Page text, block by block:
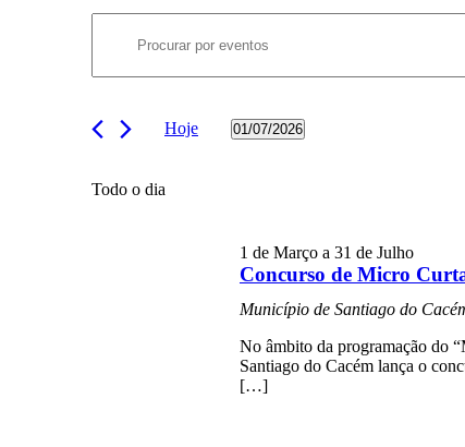
01/07/2026
pesquisa
e
visualização
Eventos
palavra-
por
palavra-
Hoje 01/07/2026
Todo o dia
Concurso de Micro
1 de Marçoa 31 de Julho
Município de Santiago do
No âmbito da programação do
Santiago do Cacém lança o
[…]